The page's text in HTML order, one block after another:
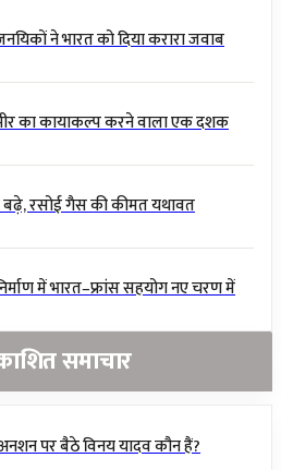
ने भारत को दिया करारा जवाब
का कायाकल्प करने वाला एक दशक
रसोई गैस की कीमत यथावत
में भारत–फ्रांस सहयोग नए चरण में
समाचार
पर बैठे विनय यादव कौन हैं?